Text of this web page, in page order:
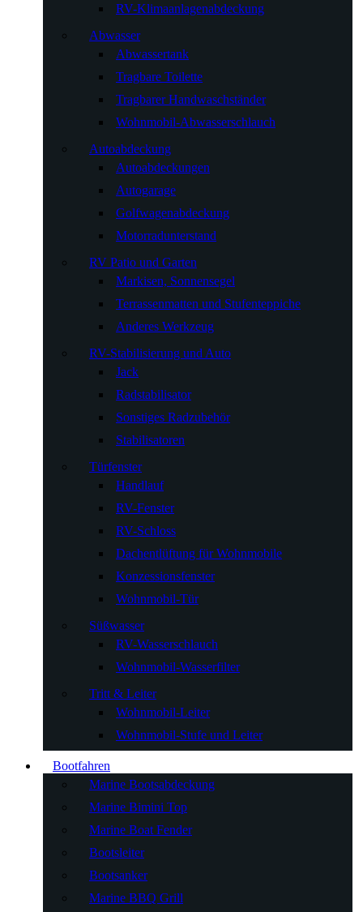
RV-Klimaanlagenabdeckung
Abwasser
Abwassertank
Tragbare Toilette
Tragbarer Handwaschständer
Wohnmobil-Abwasserschlauch
Autoabdeckung
Autoabdeckungen
Autogarage
Golfwagenabdeckung
Motorradunterstand
RV Patio und Garten
Markisen, Sonnensegel
Terrassenmatten und Stufenteppiche
Anderes Werkzeug
RV-Stabilisierung und Auto
Jack
Radstabilisator
Sonstiges Radzubehör
Stabilisatoren
Türfenster
Handlauf
RV-Fenster
RV-Schloss
Dachentlüftung für Wohnmobile
Konzessionsfenster
Wohnmobil-Tür
Süßwasser
RV-Wasserschlauch
Wohnmobil-Wasserfilter
Tritt & Leiter
Wohnmobil-Leiter
Wohnmobil-Stufe und Leiter
Bootfahren
Marine Bootsabdeckung
Marine Bimini Top
Marine Boat Fender
Bootsleiter
Bootsanker
Marine BBQ Grill